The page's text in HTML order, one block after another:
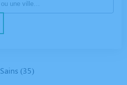
Sains (35)